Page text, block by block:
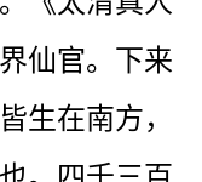
仙官。下来
生在南方，